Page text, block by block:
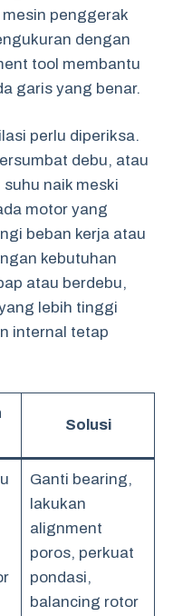
penggerak
dengan
tool membantu
garis yang benar.
perlu diperiksa.
debu, atau
naik meski
motor yang
beban kerja atau
kebutuhan
atau berdebu,
lebih tinggi
internal tetap
Solusi
Ganti bearing,
lakukan
alignment
poros, perkuat
pondasi,
balancing rotor